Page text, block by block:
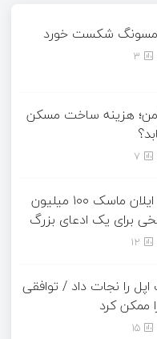
شکست خورد
3
امن؛ هزینه ساخت مسکن
7
یک ساعت از زمان ایلان ماسک ۱۰۰ میلیون
برای یک ادعای بزرگ
12
را نجات داد / توافقی
ممکن کرد
15